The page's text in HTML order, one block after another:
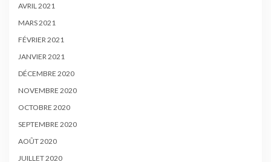
AVRIL 2021
MARS 2021
FÉVRIER 2021
JANVIER 2021
DÉCEMBRE 2020
NOVEMBRE 2020
OCTOBRE 2020
SEPTEMBRE 2020
AOÛT 2020
JUILLET 2020